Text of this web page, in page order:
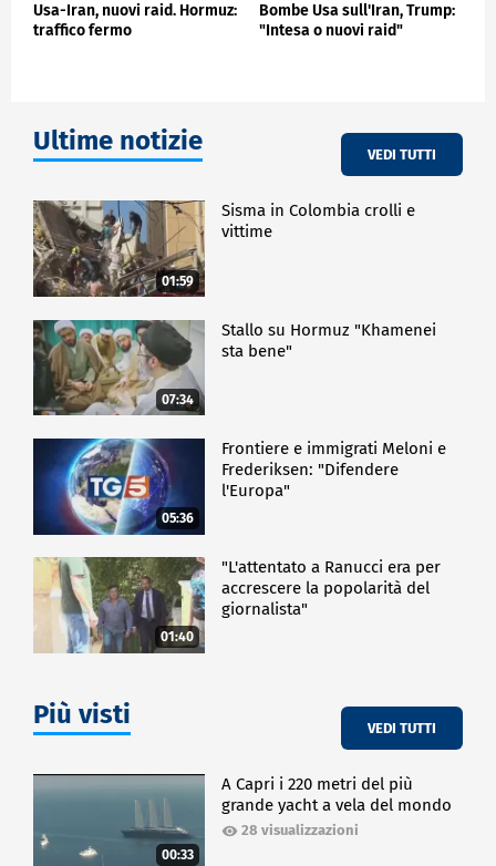
Usa-Iran, nuovi raid. Hormuz:
traffico fermo
Bombe Usa sull'Iran, Trump:
"Intesa o nuovi raid"
Ultime notizie VEDI TUTTI
01:59
Sisma in Colombia crolli e
vittime
07:34
Stallo su Hormuz "Khamenei
sta bene"
05:36
Frontiere e immigrati Meloni e
Frederiksen: "Difendere
l'Europa"
01:40
"L'attentato a Ranucci era per
accrescere la popolarità del
giornalista"
Più visti VEDI TUTTI
00:33
A Capri i 220 metri del più
grande yacht a vela del mondo
28 visualizzazioni